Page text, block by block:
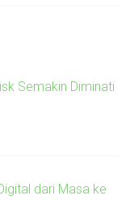
Semakin Diminati
dari Masa ke